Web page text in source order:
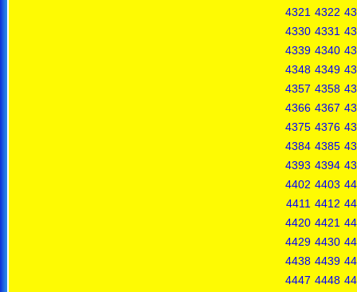
4321 4322
4330 4331
4339 4340
4348 4349
4357 4358
4366 4367
4375 4376
4384 4385
4393 4394
4402 4403
4411 4412
4420 4421
4429 4430
4438 4439
4447 4448